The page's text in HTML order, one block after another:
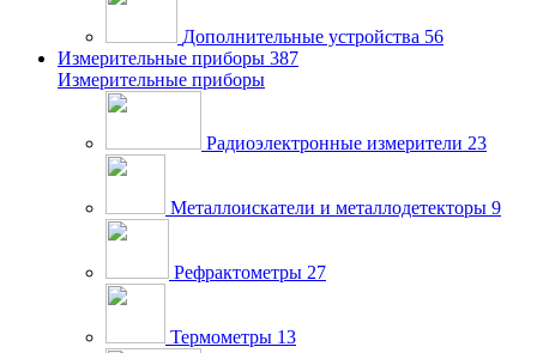
Дополнительные устройства 56
Измерительные приборы 387
Измерительные приборы
Радиоэлектронные измерители 23
Металлоискатели и металлодетекторы 9
Рефрактометры 27
Термометры 13